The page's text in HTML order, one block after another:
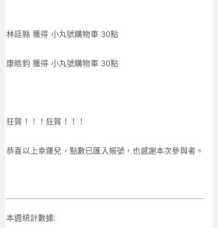
林廷縣 獲得 小丸號購物車 30點
康皓鈞 獲得 小丸號購物車 30點
狂賀！！！狂賀！！！
恭喜以上幸運兒，點數已匯入帳號，也感謝本次參與者。
本週統計數據: